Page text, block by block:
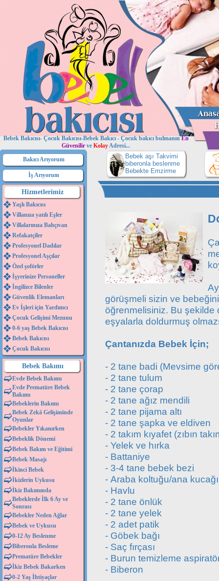
Bebek Bakıcısı- Çocuk Bakıcısı-Bebek Bakıcı - Çocuk bakıcı bulmanınEn
Güvenilir ve KolayAdresi...
Bakıcı Arıyorum
İş Arıyorum
Hizmetlerimiz
Yaşlı Bakıcısı
Villanıza yatılı Eşler
Villalarınıza Bahçıvan
Refakatçiler
Profesyonel Dadılar
Profesyonel Aşçılar
Özel şoförler
İşyerinize Personeller
İngilizce Bilenler
Güvenlik Elemanları
Ev İşleri için Yardımcı
Çocuk Gelişimi Mezunu
0-6 yaş Bebek Bakıcısı
Bebek Bakıcısı
Çocuk Bakıcısı
Bebek Bakımı
Evde Bebek Bakımı
Evde Prematüre Bebek
Bakımı
Bebeklerin Bakımı
Bebek Zekâ Gelişiminde
Oyunlar
Bebekler Yıkanırken
Bebeklik Dönemi
Bebek Bakım ve Eğitimi
Bebek Masajı
İkinci Bebek
İkizlerin Uykusu
İkiz Bakımında
Bebeklerde İlk 6 Ay ve
Sonrası
Bebekler Neden Ağlar
Bebek ve Uykusu
0-12 Ay Beslenme
Biberonla Besleme
Prematüre Bebekler
İkiz Bebek Bakarken
0-2 Yaş İhtiyaçlar
Bebek aşı Takvimi
biberonla beslenme
Bebekte Emzirme
görüşmeli sizin ve
öğrenmelisiniz. Bu şekilde
eşyalarla doldurmuş
Çantanızda Bebek İçin;
- 2 tane badi (Mevsime
- 2 tane tulum
- 2 tane çorap
- 2 tane ağız mendili
- 2 tane pijama altı
- 2 tane şapka ve eldiven
- 2 takım kıyafet (zıbın
- Yelek ve hırka
- Battaniye
- 3-4 tane bebek bezi
- Araba koltuğu/ana
- Havlu
- 2 tane önlük
- 2 tane yelek
- 2 adet patik
- Göbek bağı
- Saç fırçası
- Burun temizleme
- Biberon